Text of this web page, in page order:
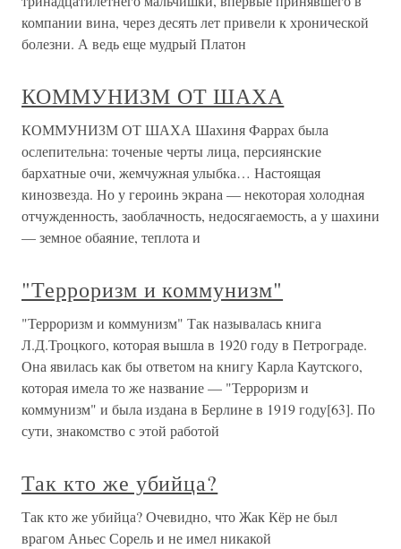
компании вина, через десять лет привели к хронической
болезни. А ведь еще мудрый Платон
КОММУНИЗМ ОТ ШАХА
КОММУНИЗМ ОТ ШАХА Шахиня Фаррах была
ослепительна: точеные черты лица, персиянские
бархатные очи, жемчужная улыбка… Настоящая
кинозвезда. Но у героинь экрана — некоторая холодная
отчужденность, заоблачность, недосягаемость, а у шахини
— земное обаяние, теплота и
"Терроризм и коммунизм"
"Терроризм и коммунизм" Так называлась книга
Л.Д.Троцкого, которая вышла в 1920 году в Петрограде.
Она явилась как бы ответом на книгу Карла Каутского,
которая имела то же название — "Терроризм и
коммунизм" и была издана в Берлине в 1919 году[63]. По
сути, знакомство с этой работой
Так кто же убийца?
Так кто же убийца? Очевидно, что Жак Кёр не был
врагом Аньес Сорель и не имел никакой